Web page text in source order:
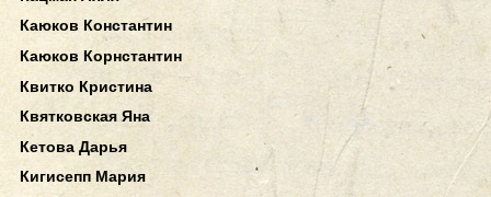
Каюков Константин
Каюков Корнстантин
Квитко Кристина
Квятковская Яна
Кетова Дарья
Кигисепп Мария